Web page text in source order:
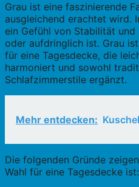
Grau ist eine faszinierende
ausgleichend erachtet wird.
ein Gefühl von Stabilität und
oder aufdringlich ist. Grau
für eine Tagesdecke, die
harmoniert und sowohl
Schlafzimmerstile ergänzt.
Mehr entdecken:
Die folgenden Gründe
Wahl für eine Tagesdecke ist: